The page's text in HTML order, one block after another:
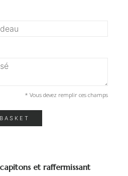
* Vous devez remplir ces champs
et raffermissant